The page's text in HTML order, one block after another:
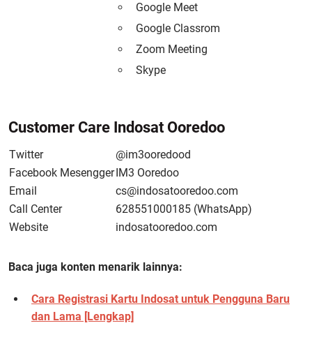
Google Meet
Google Classrom
Zoom Meeting
Skype
Customer Care Indosat Ooredoo
Twitter
@im3ooredood
Facebook MesenggerIM3 Ooredoo
Email
cs@indosatooredoo.com
Call Center
628551000185 (WhatsApp)
Website
indosatooredoo.com
Baca juga konten menarik lainnya:
Cara Registrasi Kartu Indosat untuk Pengguna Baru
dan Lama [Lengkap]